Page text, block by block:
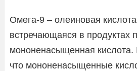
Омега-9 – олеиновая
встречающаяся в продуктах
мононенасыщенная кислота.
что мононенасыщенные